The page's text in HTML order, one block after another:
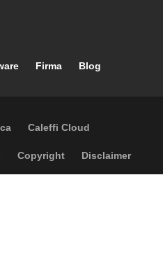
Firma Blog
Caleffi Cloud
Copyright Disclaimer